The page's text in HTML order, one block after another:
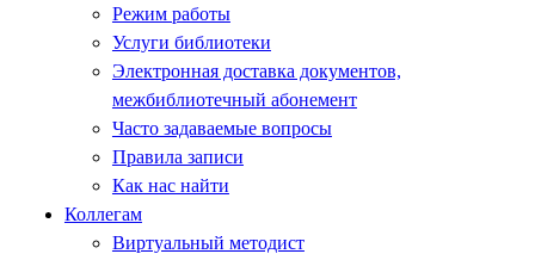
Режим работы
Услуги библиотеки
Электронная доставка документов,
межбиблиотечный абонемент
Часто задаваемые вопросы
Правила записи
Как нас найти
Коллегам
Виртуальный методист